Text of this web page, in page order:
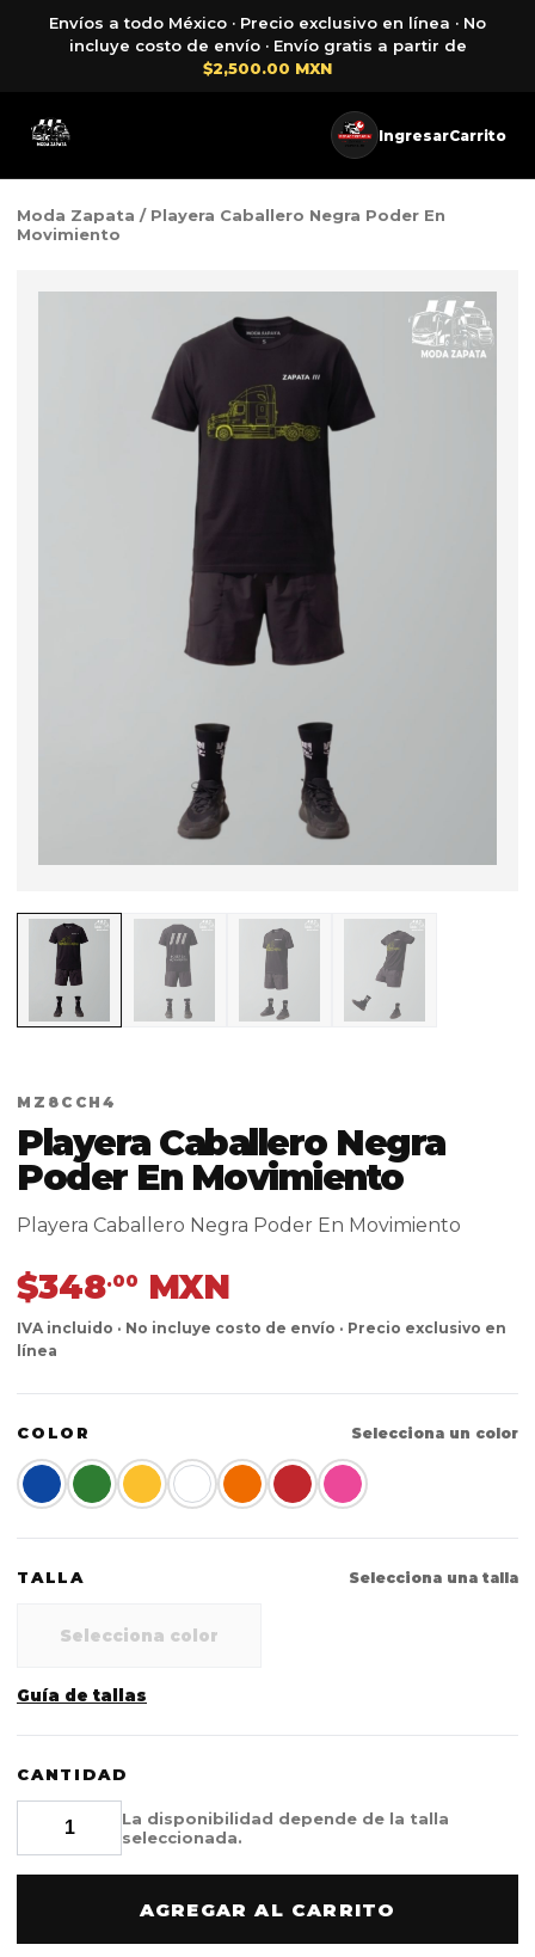
Envíos a todo México · Precio exclusivo en línea · No
incluye costo de envío · Envío gratis a partir de
$2,500.00 MXN
IngresarCarrito
Moda Zapata / Playera Caballero Negra Poder En
Movimiento
MZ8CCH4
Playera Caballero Negra
Poder En Movimiento
Playera Caballero Negra Poder En Movimiento
$348.00 MXN
IVA incluido · No incluye costo de envío · Precio exclusivo en
línea
COLOR Selecciona un color
TALLA Selecciona una talla
Selecciona color
Guía de tallas
CANTIDAD
La disponibilidad depende de la talla
seleccionada.
AGREGAR AL CARRITO